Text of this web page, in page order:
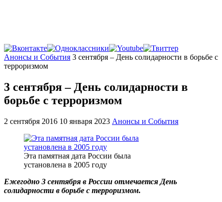
Главная
Анонсы и События 3 сентября – День солидарности в борьбе с
терроризмом
3 сентября – День солидарности в
борьбе с терроризмом
2 сентября 2016 10 января 2023 Анонсы и События
Эта памятная дата России была
установлена в 2005 году
Ежегодно 3 сентября в России отмечается День
солидарности в борьбе с терроризмом.